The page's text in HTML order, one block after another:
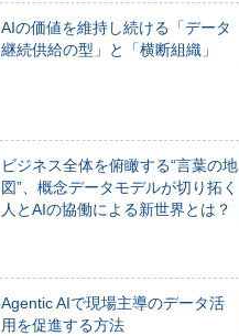
AIの価値を維持し続ける「データ
継続供給の型」と「横断組織」
ビジネス全体を俯瞰する“言葉の地
図”、概念データモデルが切り拓く
人とAIの協働による新世界とは？
Agentic AIで現場主導のデータ活
用を促進する方法